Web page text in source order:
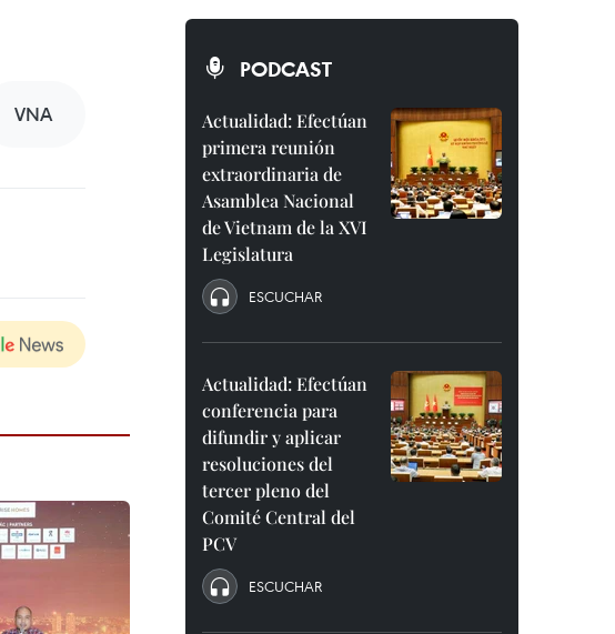
VNA
PODCAST
Actualidad: Efectúan
primera reunión
extraordinaria de
Asamblea Nacional
de Vietnam de la XVI
Legislatura
ESCUCHAR
Actualidad: Efectúan
conferencia para
difundir y aplicar
resoluciones del
tercer pleno del
Comité Central del
PCV
ESCUCHAR